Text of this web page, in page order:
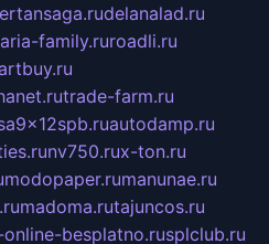
delanalad.ru
aria-family.ruroadli.ru
trade-farm.ru
autodamp.ru
nv750.rux-ton.ru
modopaper.rumanunae.ru
madoma.rutajuncos.ru
besplatno.rusplclub.ru